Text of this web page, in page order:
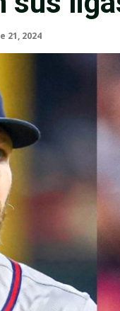
21, 2024